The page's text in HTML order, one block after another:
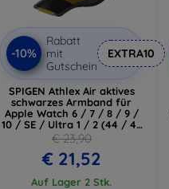
-10%
Rabatt
mit
Gutschein
EXTRA10
SPIGEN Athlex Air aktives
schwarzes Armband für
Apple Watch 6 / 7 / 8 / 9 /
10 / SE / Ultra 1 / 2 (44 / 45
/ 46 / 49 mm)
€ 23,90
€ 21,52
Auf Lager 2 Stk.